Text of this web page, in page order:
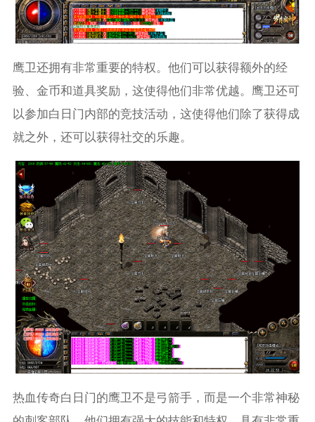
鹰卫还拥有非常重要的特权。他们可以获得额外的经
验、金币和道具奖励，这使得他们非常优越。鹰卫还可
以参加白日门内部的竞技活动，这使得他们除了获得成
就之外，还可以获得社交的乐趣。
热血传奇白日门的鹰卫不是弓箭手，而是一个非常神秘